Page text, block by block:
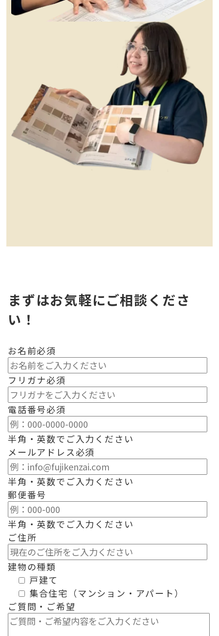
まずはお気軽にご相談くださ
い！
お名前必須
フリガナ必須
電話番号必須
半角・英数でご入力ください
メールアドレス必須
半角・英数でご入力ください
郵便番号
半角・英数でご入力ください
ご住所
建物の種類
戸建て
集合住宅（マンション・アパート）
ご質問・ご希望